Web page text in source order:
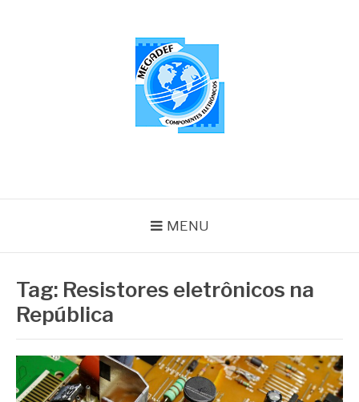
MENU
Tag: Resistores eletrônicos na
República